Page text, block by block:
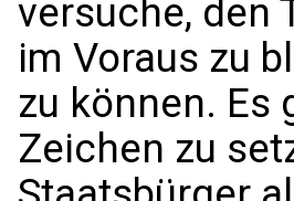
versuche, den
im Voraus zu
zu können. Es
Zeichen zu